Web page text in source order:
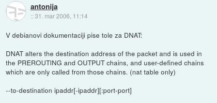
antonija
::31. mar 2006, 11:14
V debianovi dokumentaciji pise tole za DNAT:
DNAT alters the destination address of the packet and is used in
the PREROUTING and OUTPUT chains, and user-defined chains
which are only called from those chains. (nat table only)
--to-destination ipaddr[-ipaddr][:port-port]